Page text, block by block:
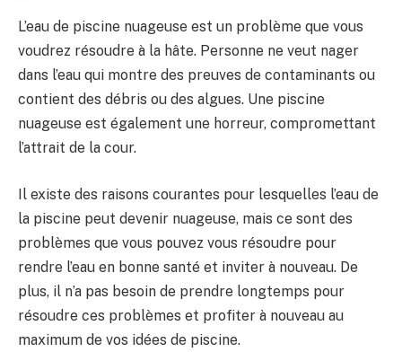
L’eau de piscine nuageuse est un problème que vous
voudrez résoudre à la hâte. Personne ne veut nager
dans l’eau qui montre des preuves de contaminants ou
contient des débris ou des algues. Une piscine
nuageuse est également une horreur, compromettant
l’attrait de la cour.
Il existe des raisons courantes pour lesquelles l’eau de
la piscine peut devenir nuageuse, mais ce sont des
problèmes que vous pouvez vous résoudre pour
rendre l’eau en bonne santé et inviter à nouveau. De
plus, il n’a pas besoin de prendre longtemps pour
résoudre ces problèmes et profiter à nouveau au
maximum de vos idées de piscine.